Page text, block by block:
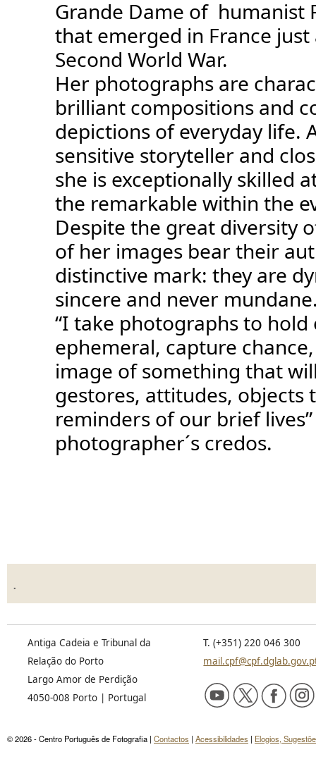
Grande Dame of humanist
that emerged in France
Second World War.
Her photographs are
brilliant compositions and
depictions of everyday life.
sensitive storyteller and
she is exceptionally skilled
the remarkable within the
Despite the great diversity
of her images bear their
distinctive mark: they are
sincere and never
“I take photographs to hold
ephemeral, capture
image of something that
gestores, attitudes, objects
reminders of our brief
photographer´s credos.
.
Antiga Cadeia e Tribunal da
Relação do Porto
Largo Amor de Perdição
4050-008 Porto | Portugal
T. (+351) 220 046 300
© 2026 - Centro Português de Fotografia | Contactos | Acessibilidades | Elogios,